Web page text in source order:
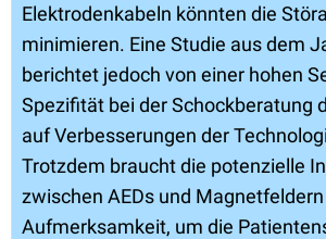
Elektrodenkabeln könnten die
minimieren. Eine Studie aus dem
berichtet jedoch von einer hohen
Spezifität bei der Schockberatung
auf Verbesserungen der
Trotzdem braucht die potenzielle
zwischen AEDs und
Aufmerksamkeit, um die